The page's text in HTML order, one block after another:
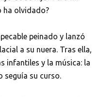
ha olvidado?
peinado y lanzó
a su nuera. Tras ella,
infantiles y la música: la
seguía su curso.